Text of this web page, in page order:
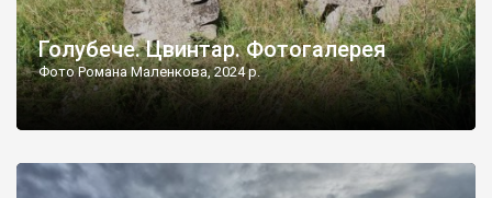
Голубече. Цвинтар. Фотогалерея
Фото Романа Маленкова, 2024 р.